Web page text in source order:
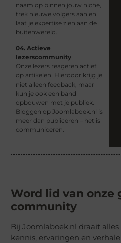
naam op binnen jouw niche,
trek nieuwe volgers aan en
laat je expertise zien aan de
buitenwereld.
04. Actieve
lezerscommunity
Onze lezers reageren actief
op artikelen. Hierdoor krijg je
niet alleen feedback, maar
kun je ook een band
opbouwen met je publiek.
Bloggen op Joomlaboek.nl is
meer dan publiceren – het is
communiceren.
Word lid van onze
community
Bij Joomlaboek.nl draait
kennis, ervaringen en